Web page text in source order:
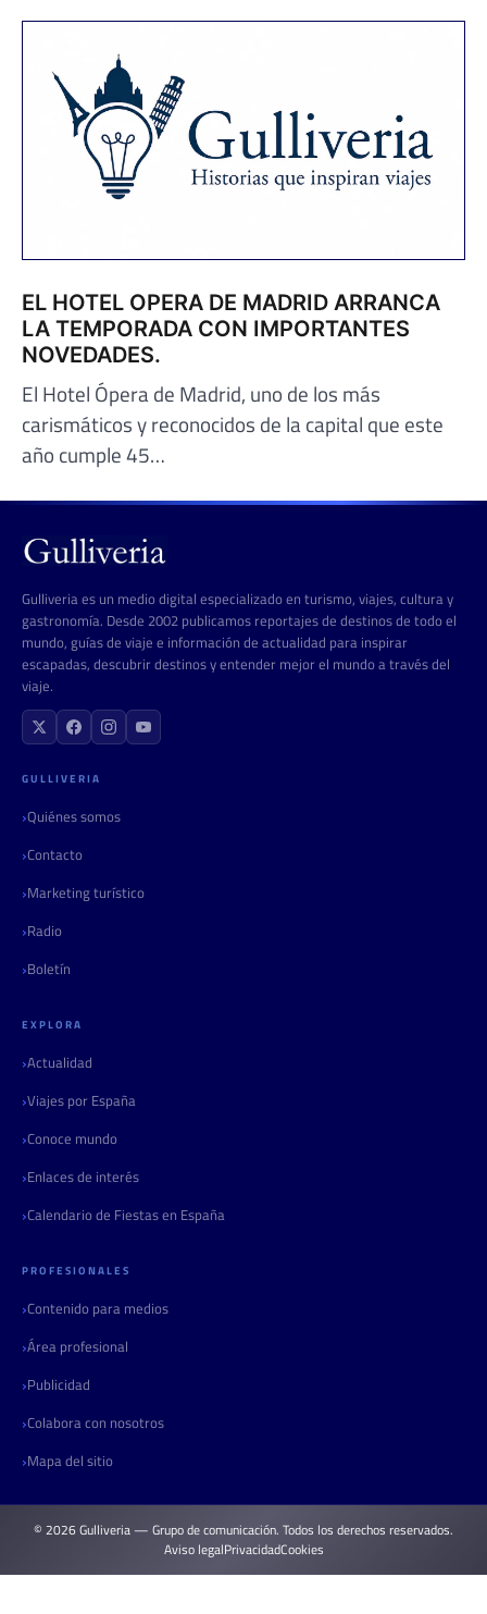
EL HOTEL OPERA DE MADRID ARRANCA
LA TEMPORADA CON IMPORTANTES
NOVEDADES.
El Hotel Ópera de Madrid, uno de los más
carismáticos y reconocidos de la capital que este
año cumple 45…
Gulliveria es un medio digital especializado en turismo, viajes, cultura y
gastronomía. Desde 2002 publicamos reportajes de destinos de todo el
mundo, guías de viaje e información de actualidad para inspirar
escapadas, descubrir destinos y entender mejor el mundo a través del
viaje.
GULLIVERIA
Quiénes somos
Contacto
Marketing turístico
Radio
Boletín
EXPLORA
Actualidad
Viajes por España
Conoce mundo
Enlaces de interés
Calendario de Fiestas en España
PROFESIONALES
Contenido para medios
Área profesional
Publicidad
Colabora con nosotros
Mapa del sitio
© 2026 Gulliveria — Grupo de comunicación. Todos los derechos reservados.
Aviso legalPrivacidadCookies